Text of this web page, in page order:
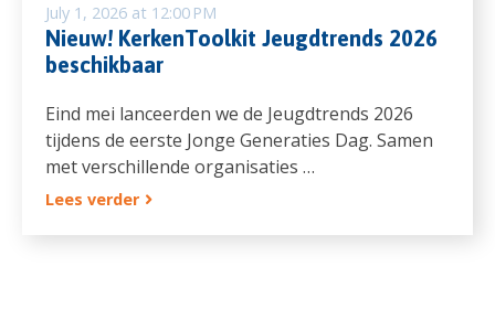
July 1, 2026 at 12:00 PM
Nieuw! KerkenToolkit Jeugdtrends 2026
beschikbaar
Eind mei lanceerden we de Jeugdtrends 2026
tijdens de eerste Jonge Generaties Dag. Samen
met verschillende organisaties …
Lees verder